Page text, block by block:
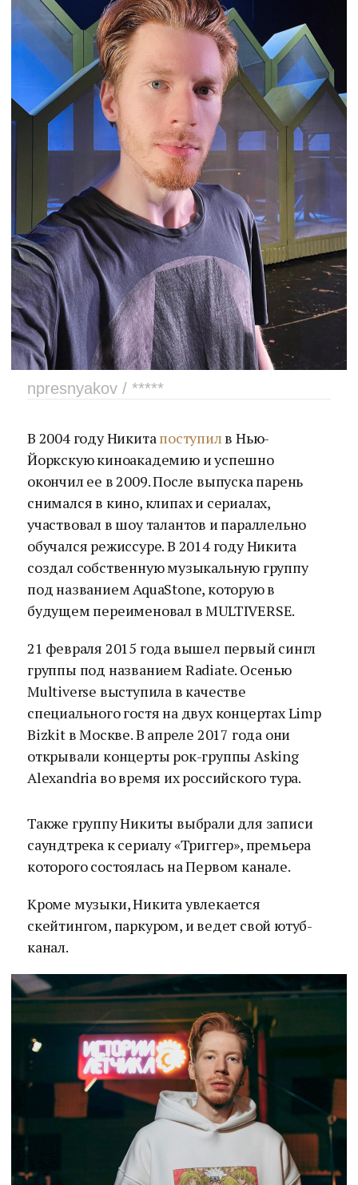
npresnyakov / *****
В 2004 году Никитапоступил в Нью-
Йоркскую киноакадемию и успешно
окончил ее в 2009. После выпуска парень
снимался в кино, клипах и сериалах,
участвовал в шоу талантов и параллельно
обучался режиссуре. В 2014 году Никита
создал собственную музыкальную группу
под названием AquaStone, которую в
будущем переименовал в MULTIVERSE.
21 февраля 2015 года вышел первый сингл
группы под названием Radiate. Осенью
Multiverse выступила в качестве
специального гостя на двух концертах Limp
Bizkit в Москве. В апреле 2017 года они
открывали концерты рок-группы Asking
Alexandria во время их российского тура.
Также группу Никиты выбрали для записи
саундтрека к сериалу «Триггер», премьера
которого состоялась на Первом канале.
Кроме музыки, Никита увлекается
скейтингом, паркуром, и ведет свой ютуб-
канал.